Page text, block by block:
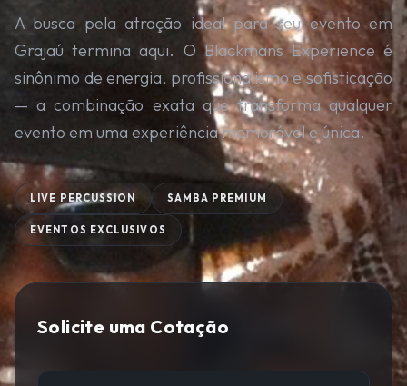
A busca pela atração ideal para seu evento em
Grajaú termina aqui. O Blackmans Experience é
sinônimo de energia, profissionalismo e sofisticação
— a combinação exata que transforma qualquer
evento em uma experiência memorável e única.
LIVE PERCUSSION SAMBA PREMIUM
EVENTOS EXCLUSIVOS
Solicite uma Cotação